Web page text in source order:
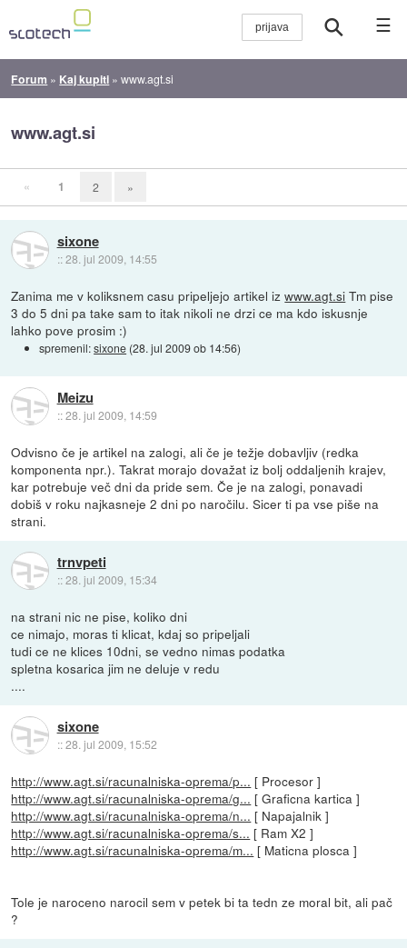
☰
Forum » Kaj kupiti »www.agt.si
www.agt.si
« 1 2 »
sixone
::28. jul 2009, 14:55
Zanima me v koliksnem casu pripeljejo artikel izwww.agt.si Tm pise
3 do 5 dni pa take sam to itak nikoli ne drzi ce ma kdo iskusnje
lahko pove prosim :)
spremenil:sixone (28. jul 2009 ob 14:56)
Meizu
::28. jul 2009, 14:59
Odvisno če je artikel na zalogi, ali če je težje dobavljiv (redka
komponenta npr.). Takrat morajo dovažat iz bolj oddaljenih krajev,
kar potrebuje več dni da pride sem. Če je na zalogi, ponavadi
dobiš v roku najkasneje 2 dni po naročilu. Sicer ti pa vse piše na
strani.
trnvpeti
::28. jul 2009, 15:34
na strani nic ne pise, koliko dni
ce nimajo, moras ti klicat, kdaj so pripeljali
tudi ce ne klices 10dni, se vedno nimas podatka
spletna kosarica jim ne deluje v redu
....
sixone
::28. jul 2009, 15:52
http://www.agt.si/racunalniska-oprema/p... [ Procesor ]
http://www.agt.si/racunalniska-oprema/g... [ Graficna kartica ]
http://www.agt.si/racunalniska-oprema/n... [ Napajalnik ]
http://www.agt.si/racunalniska-oprema/s... [ Ram X2 ]
http://www.agt.si/racunalniska-oprema/m... [ Maticna plosca ]
Tole je naroceno narocil sem v petek bi ta tedn ze moral bit, ali pač
?